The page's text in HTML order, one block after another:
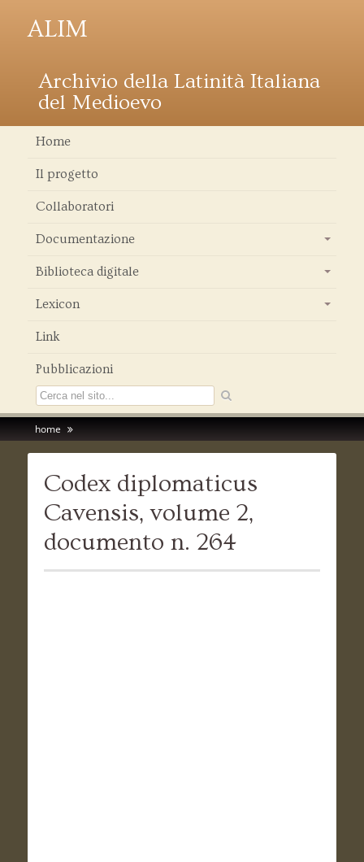
ALIM
Archivio della Latinità Italiana
del Medioevo
Home
Il progetto
Collaboratori
Documentazione
Biblioteca digitale
Lexicon
Link
Pubblicazioni
home
Codex diplomaticus
Cavensis, volume 2,
documento n. 264